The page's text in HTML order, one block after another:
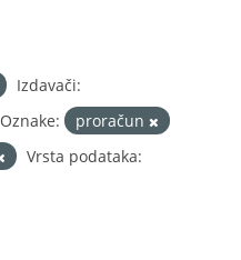
Izdavači:
Oznake:
proračun
Vrsta podataka: